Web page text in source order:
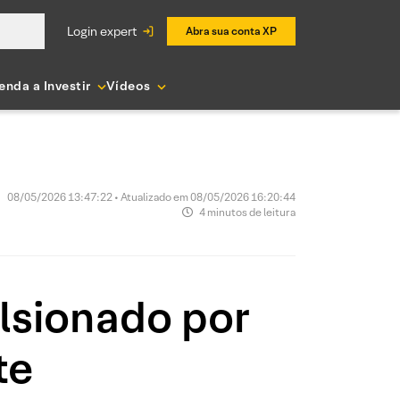
login expert Abra sua conta XP
a Investir Vídeos
08/05/2026 13:47:22 • Atualizado em 08/05/2026 16:20:44
4 minutos de leitura
por